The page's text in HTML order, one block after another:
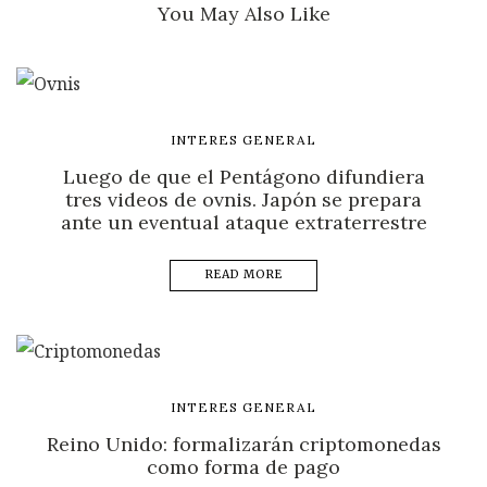
You May Also Like
INTERES GENERAL
Luego de que el Pentágono difundiera
tres videos de ovnis. Japón se prepara
ante un eventual ataque extraterrestre
READ MORE
INTERES GENERAL
Reino Unido: formalizarán criptomonedas
como forma de pago